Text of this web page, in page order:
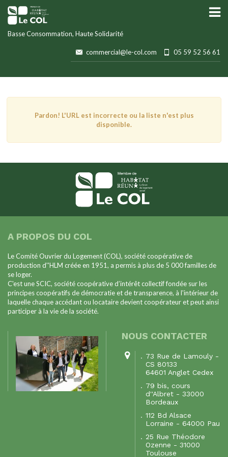
Basse Consommation, Haute Solidarité
commercial@le-col.com 05 59 52 56 61
Pardon! L'URL est incorrecte ou la liste n'est plus
disponible.
A PROPOS DU COL
Le Comité Ouvrier du Logement (COL), société coopérative de
production d''HLM créée en 1951, a permis à plus de 5 000 familles de
se loger.
C'est une SCIC, société coopérative d’intérêt collectif fondée sur les
principes coopératifs de démocratie et de transparence, à l'intérieur de
laquelle chaque accédant ou locataire devient coopérateur et peut ainsi
participer à la vie de la société.
NOUS CONTACTER
73 Rue de Lamouly -
CS 80133
64601 Anglet Cedex
79 bis, cours
d''Albret - 33000
Bordeaux
112 Bd Alsace
Lorraine - 64000 Pau
25 Rue Théodore
Ozenne - 31000
Toulouse